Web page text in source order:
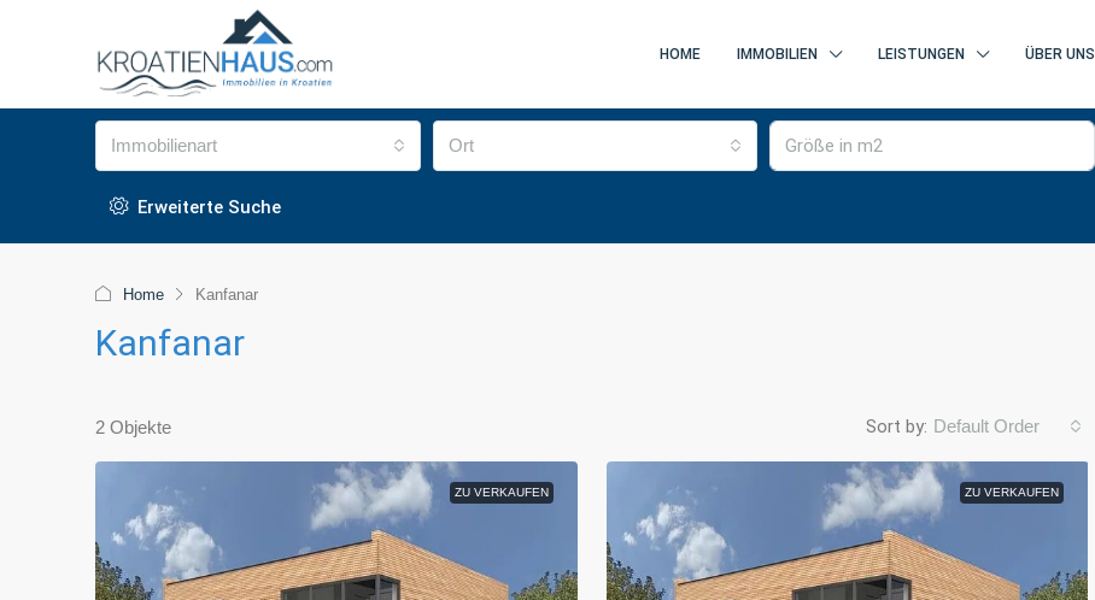
HOME IMMOBILIEN LEISTUNGEN ÜBER UNS
Immobilienart Ort
Erweiterte Suche
Home Kanfanar
Kanfanar
2 Objekte Sort by: Default Order
ZU VERKAUFEN ZU VERKAUFEN